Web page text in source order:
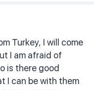
Turkey, I will come
I am afraid of
is there good
I can be with them